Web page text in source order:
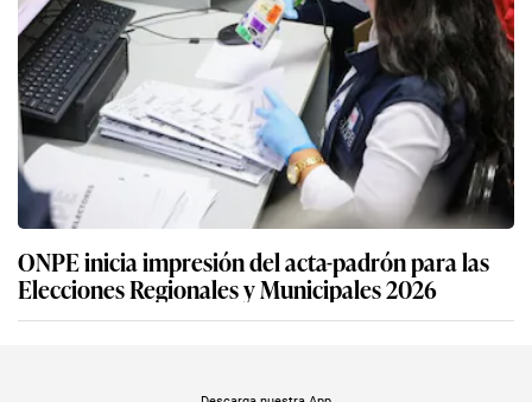
ONPE inicia impresión del acta-padrón para las
Elecciones Regionales y Municipales 2026